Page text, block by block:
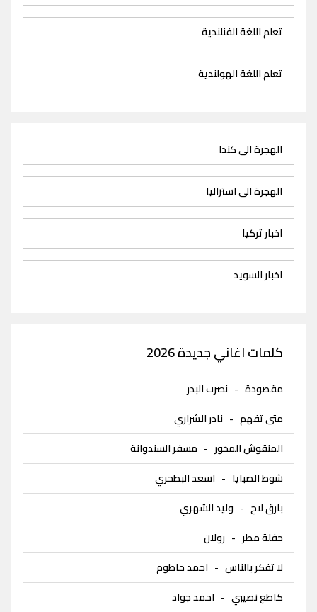
تعلم اللغة الفنلندية
تعلم اللغة الهولندية
الهجرة الى كندا
الهجرة الى استراليا
اخبار تركيا
اخبار السويد
كلمات اغاني جديدة 2026
مقصودة - نصرت البدر
متى تفهم - نادر الشراري
المنقوش المخور - مسفر السندوانة
شوط الصبايا - اسعد البطحري
بارق لاح - وليد الشهري
حفلة مطر - رولان
لا تفكر بالناس - احمد حاطوم
كاطع نصيبي - احمد جواد